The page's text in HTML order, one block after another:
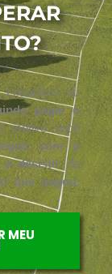
ou
pagar o
motivo você
com o
desistirda
que pagou,
MEU